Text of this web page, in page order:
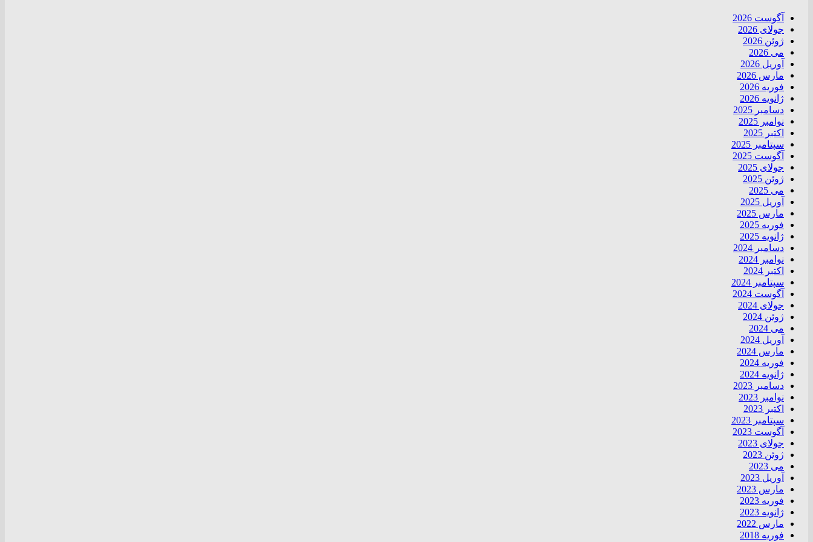
آگوست 2026
جولای 2026
ژوئن 2026
می 2026
آوریل 2026
مارس 2026
فوریه 2026
ژانویه 2026
دسامبر 2025
نوامبر 2025
اکتبر 2025
سپتامبر 2025
آگوست 2025
جولای 2025
ژوئن 2025
می 2025
آوریل 2025
مارس 2025
فوریه 2025
ژانویه 2025
دسامبر 2024
نوامبر 2024
اکتبر 2024
سپتامبر 2024
آگوست 2024
جولای 2024
ژوئن 2024
می 2024
آوریل 2024
مارس 2024
فوریه 2024
ژانویه 2024
دسامبر 2023
نوامبر 2023
اکتبر 2023
سپتامبر 2023
آگوست 2023
جولای 2023
ژوئن 2023
می 2023
آوریل 2023
مارس 2023
فوریه 2023
ژانویه 2023
مارس 2022
فوریه 2018